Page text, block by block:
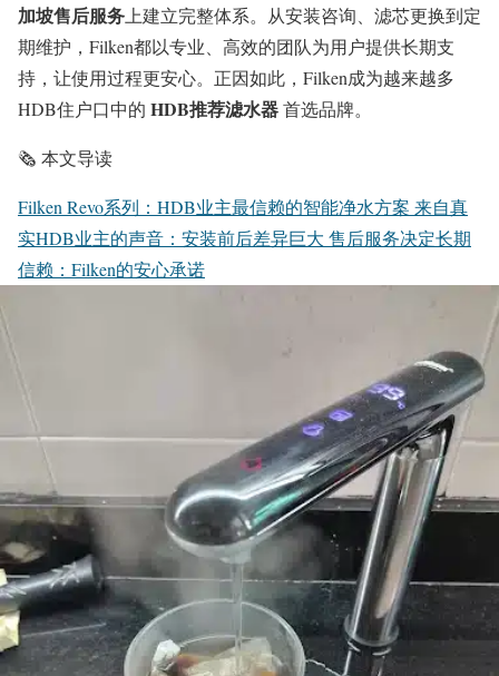
加坡售后服务 上建立完整体系。从安装咨询、滤芯更换到定
期维护，Filken都以专业、高效的团队为用户提供长期支
持，让使用过程更安心。正因如此，Filken成为越来越多
HDB住户口中的 HDB推荐滤水器首选品牌。
🗞️ 本文导读
Filken Revo系列：HDB业主最信赖的智能净水方案 来自真
实HDB业主的声音：安装前后差异巨大 售后服务决定长期
信赖：Filken的安心承诺